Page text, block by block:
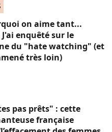
on aime tant...
enquêté sur le
du "hate watching" (et
très loin)
pas prêts" : cette
française